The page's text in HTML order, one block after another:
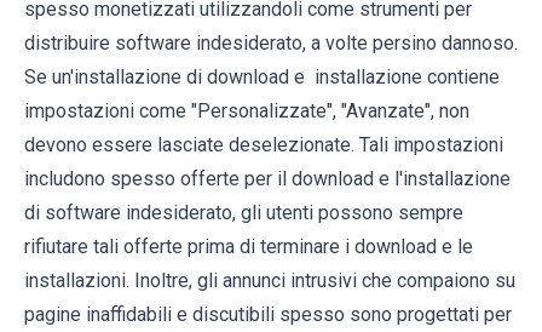
spesso monetizzati utilizzandoli come strumenti per
distribuire software indesiderato, a volte persino dannoso.
Se un'installazione di download e installazione contiene
impostazioni come "Personalizzate", "Avanzate", non
devono essere lasciate deselezionate. Tali impostazioni
includono spesso offerte per il download e l'installazione
di software indesiderato, gli utenti possono sempre
rifiutare tali offerte prima di terminare i download e le
installazioni. Inoltre, gli annunci intrusivi che compaiono su
pagine inaffidabili e discutibili spesso sono progettati per